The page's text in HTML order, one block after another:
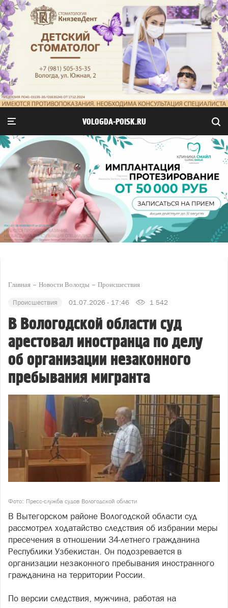
VOLOGDA-POISK.RU
Главная Новости Вологды Происшествия
Происшествия 01.07.2026 - 17:46 1 542
В Вологодской области суд
арестовал иностранца по делу
об организации незаконного
пребывания мигранта
Фото: Пресс-служба судов Вологодской области
В Вытегорском районе Вологодской области суд
рассмотрел ходатайство следствия об избрании меры
пресечения в отношении 34-летнего гражданина
Республики Узбекистан. Он подозревается в
организации незаконного пребывания иностранного
гражданина на территории России.
По версии следствия, мужчина, работая на